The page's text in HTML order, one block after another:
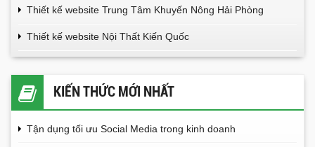
Thiết kế website Trung Tâm Khuyến Nông Hải Phòng
Thiết kế website Nội Thất Kiến Quốc
KIẾN THỨC MỚI NHẤT
Tận dụng tối ưu Social Media trong kinh doanh